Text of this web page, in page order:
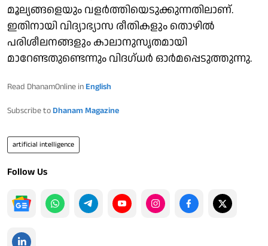
മൂല്യങ്ങളെയും വളർത്തിയെടുക്കുന്നതിലാണ്.
ഇതിനായി വിദ്യാഭ്യാസ രീതികളും തൊഴിൽ
പരിശീലനങ്ങളും കാലാനുസൃതമായി
മാറേണ്ടതുണ്ടെന്നും വിദഗ്ധര്‍ ഓര്‍മപ്പെടുത്തുന്നു.
Read DhanamOnline in English
Subscribe to Dhanam Magazine
artificial intelligence
Follow Us